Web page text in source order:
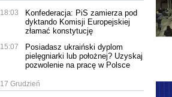
18:03
Konfederacja: PiS zamierza pod
dyktando Komisji Europejskiej
złamać konstytucję
15:07
Posiadasz ukraiński dyplom
pielęgniarki lub położnej? Uzyskaj
pozwolenie na pracę w Polsce
17 Grudzień